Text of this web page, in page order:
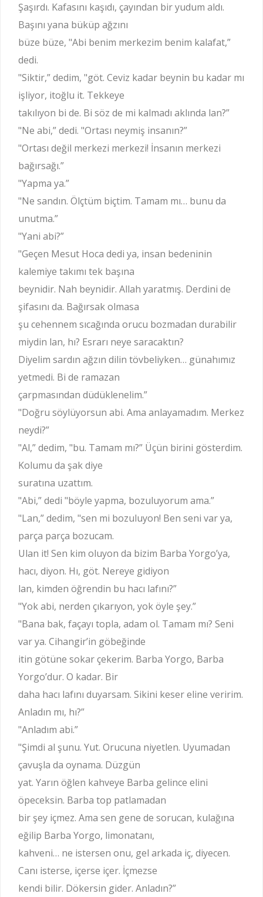
Şaşırdı. Kafasını kaşıdı, çayından bir yudum aldı.
Başını yana büküp ağzını
büze büze, "Abi benim merkezim benim kalafat,”
dedi.
"Siktir,” dedim, "göt. Ceviz kadar beynin bu kadar mı
işliyor, itoğlu it. Tekkeye
takılıyon bi de. Bi söz de mi kalmadı aklında lan?”
"Ne abi,” dedi. "Ortası neymiş insanın?”
"Ortası değil merkezi merkezi! İnsanın merkezi
bağırsağı.”
"Yapma ya.”
"Ne sandın. Ölçtüm biçtim. Tamam mı… bunu da
unutma.”
"Yani abi?”
"Geçen Mesut Hoca dedi ya, insan bedeninin
kalemiye takımı tek başına
beynidir. Nah beynidir. Allah yaratmış. Derdini de
şifasını da. Bağırsak olmasa
şu cehennem sıcağında orucu bozmadan durabilir
miydin lan, hı? Esrarı neye saracaktın?
Diyelim sardın ağzın dilin tövbeliyken… günahımız
yetmedi. Bi de ramazan
çarpmasından düdüklenelim.”
"Doğru söylüyorsun abi. Ama anlayamadım. Merkez
neydi?”
"Al,” dedim, "bu. Tamam mı?” Üçün birini gösterdim.
Kolumu da şak diye
suratına uzattım.
"Abi,” dedi "böyle yapma, bozuluyorum ama.”
"Lan,” dedim, "sen mi bozuluyon! Ben seni var ya,
parça parça bozucam.
Ulan it! Sen kim oluyon da bizim Barba Yorgo’ya,
hacı, diyon. Hı, göt. Nereye gidiyon
lan, kimden öğrendin bu hacı lafını?”
"Yok abi, nerden çıkarıyon, yok öyle şey.”
"Bana bak, façayı topla, adam ol. Tamam mı? Seni
var ya. Cihangir’in göbeğinde
itin götüne sokar çekerim. Barba Yorgo, Barba
Yorgo’dur. O kadar. Bir
daha hacı lafını duyarsam. Sikini keser eline veririm.
Anladın mı, hı?”
"Anladım abi.”
"Şimdi al şunu. Yut. Orucuna niyetlen. Uyumadan
çavuşla da oynama. Düzgün
yat. Yarın öğlen kahveye Barba gelince elini
öpeceksin. Barba top patlamadan
bir şey içmez. Ama sen gene de sorucan, kulağına
eğilip Barba Yorgo, limonatanı,
kahveni… ne istersen onu, gel arkada iç, diyecen.
Canı isterse, içerse içer. İçmezse
kendi bilir. Dökersin gider. Anladın?”